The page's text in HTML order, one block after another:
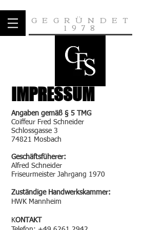
GEGRÜNDET
1978
IMPRESSUM
Angaben gemäß § 5 TMG
Coiffeur Fred Schneider
Schlossgasse 3
74821 Mosbach
Geschäftsfüherer:
Alfred Schneider
Friseurmeister Jahrgang 1970
Zuständige Handwerkskammer:
HWK Mannheim
KONTAKT